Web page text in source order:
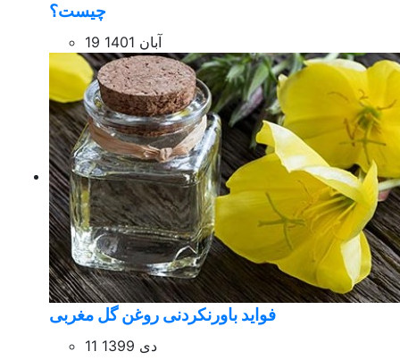
چیست؟
19 آبان 1401
فواید باورنکردنی روغن گل مغربی
11 دی 1399